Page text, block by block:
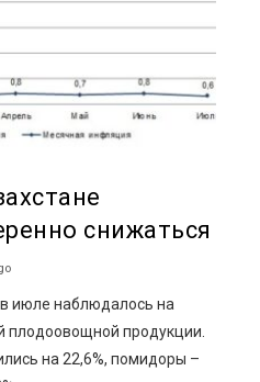
снижаться
июле наблюдалось на
плодоовощной продукции.
на 22,6%, помидоры –